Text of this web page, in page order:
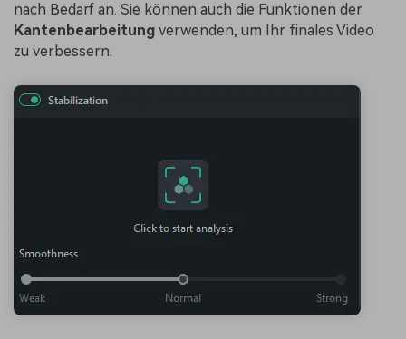
nach Bedarf an. Sie können auch die Funktionen der
Kantenbearbeitung verwenden, um Ihr finales Video
zu verbessern.